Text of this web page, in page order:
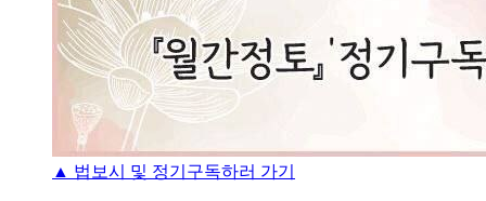
▲ 법보시 및 정기구독하러 가기